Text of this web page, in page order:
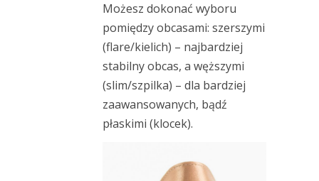
Możesz dokonać wyboru
pomiędzy obcasami: szerszymi
(flare/kielich) – najbardziej
stabilny obcas, a węższymi
(slim/szpilka) – dla bardziej
zaawansowanych, bądź
płaskimi (klocek).